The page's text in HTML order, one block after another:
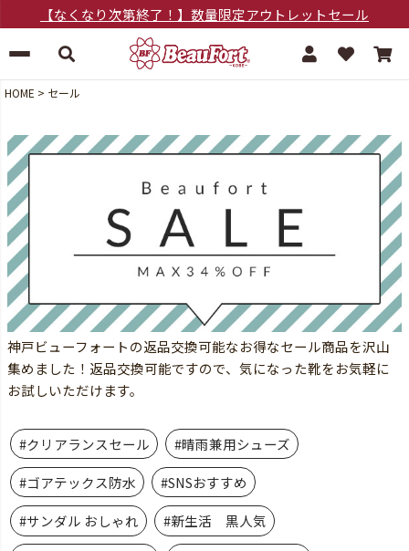
【なくなり次第終了！】数量限定アウトレットセール
HOME セール
神戸ビューフォートの返品交換可能なお得なセール商品を沢山
集めました！返品交換可能ですので、気になった靴をお気軽に
お試しいただけます。
#クリアランスセール #晴雨兼用シューズ
#ゴアテックス防水 #SNSおすすめ
#サンダル おしゃれ #新生活 黒人気